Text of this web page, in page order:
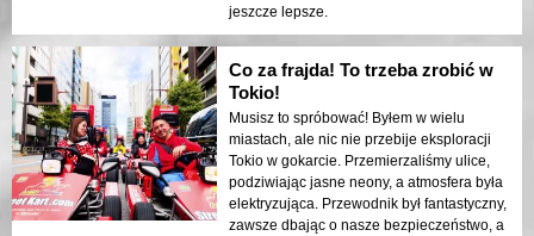
jeszcze lepsze.
Co za frajda! To trzeba zrobić w
Tokio!
Musisz to spróbować! Byłem w wielu
miastach, ale nic nie przebije eksploracji
Tokio w gokarcie. Przemierzaliśmy ulice,
podziwiając jasne neony, a atmosfera była
elektryzująca. Przewodnik był fantastyczny,
zawsze dbając o nasze bezpieczeństwo, a